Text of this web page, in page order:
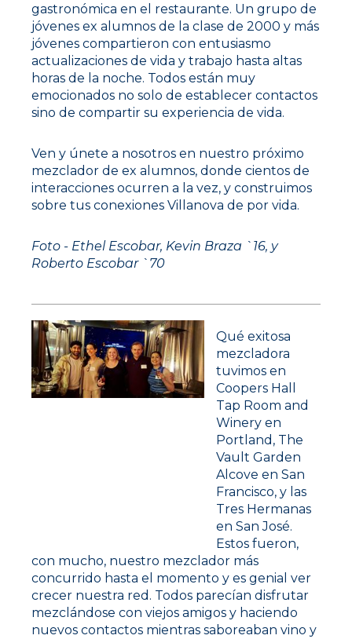
gastronómica en el restaurante. Un grupo de
jóvenes ex alumnos de la clase de 2000 y más
jóvenes compartieron con entusiasmo
actualizaciones de vida y trabajo hasta altas
horas de la noche. Todos están muy
emocionados no solo de establecer contactos
sino de compartir su experiencia de vida.
Ven y únete a nosotros en nuestro próximo
mezclador de ex alumnos, donde cientos de
interacciones ocurren a la vez, y construimos
sobre tus conexiones Villanova de por vida.
Foto - Ethel Escobar, Kevin Braza `16, y
Roberto Escobar `70
Qué exitosa
mezcladora
tuvimos en
Coopers Hall
Tap Room and
Winery en
Portland, The
Vault Garden
Alcove en San
Francisco, y las
Tres Hermanas
en San José.
Estos fueron,
con mucho, nuestro mezclador más
concurrido hasta el momento y es genial ver
crecer nuestra red. Todos parecían disfrutar
mezclándose con viejos amigos y haciendo
nuevos contactos mientras saboreaban vino y